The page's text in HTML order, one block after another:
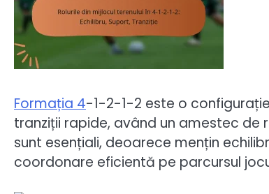
Formația 4-1-2-1-2 este o
tranziții rapide, având un amestec de
sunt esențiali, deoarece mențin
coordonare eficientă pe parcursul